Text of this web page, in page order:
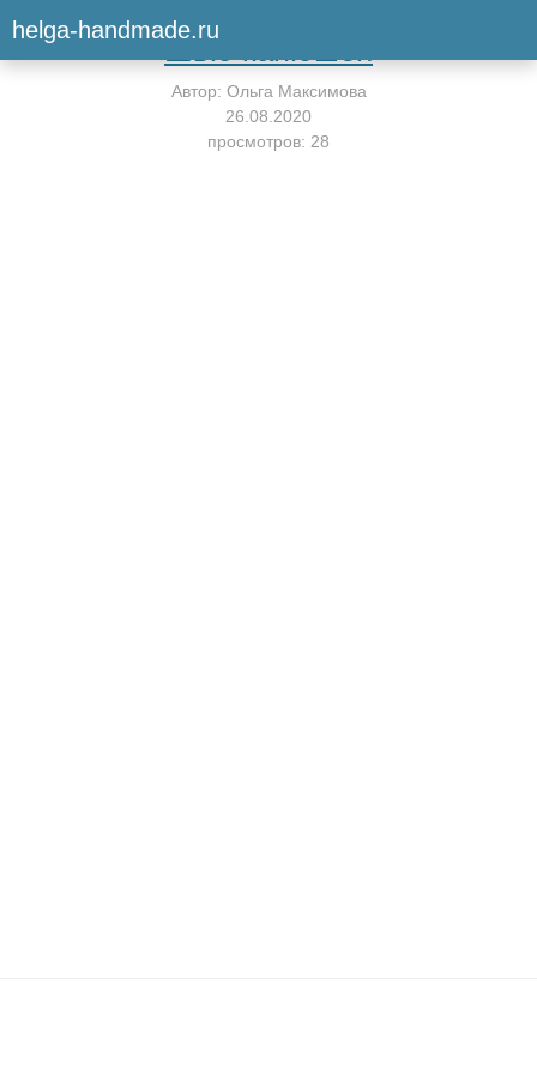
helga-handmade.ruВернуться к мастер-классу
Шью капюшон
Автор: Ольга Максимова
26.08.2020
просмотров: 28